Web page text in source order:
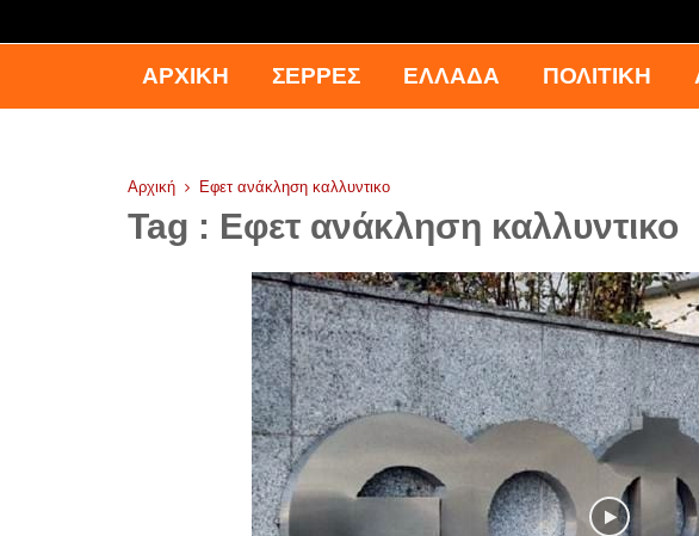
ΑΡΧΙΚΉ ΣΕΡΡΕΣ ΕΛΛΑΔΑ ΠΟΛΙΤΙΚΗ
Αρχική Εφετ ανάκληση καλλυντικο
Tag : Εφετ ανάκληση καλλυντικο